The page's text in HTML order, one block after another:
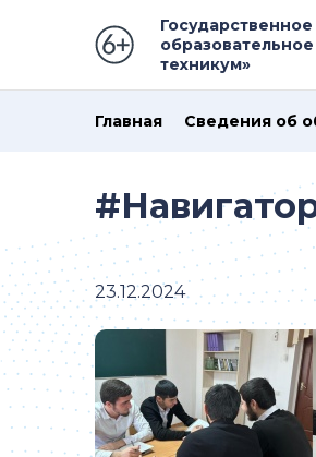
техникум»
Главная Сведения об
23.12.2024